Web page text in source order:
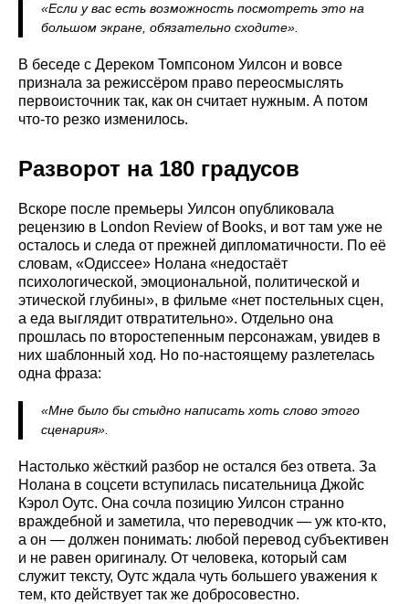
«Если у вас есть возможность посмотреть это на
большом экране, обязательно сходите».
В беседе с Дереком Томпсоном Уилсон и вовсе
признала за режиссёром право переосмыслять
первоисточник так, как он считает нужным. А потом
что-то резко изменилось.
Разворот на 180 градусов
Вскоре после премьеры Уилсон опубликовала
рецензию в London Review of Books, и вот там уже не
осталось и следа от прежней дипломатичности. По её
словам, «Одиссее» Нолана «недостаёт
психологической, эмоциональной, политической и
этической глубины», в фильме «нет постельных сцен,
а еда выглядит отвратительно». Отдельно она
прошлась по второстепенным персонажам, увидев в
них шаблонный ход. Но по-настоящему разлетелась
одна фраза:
«Мне было бы стыдно написать хоть слово этого
сценария».
Настолько жёсткий разбор не остался без ответа. За
Нолана в соцсети вступилась писательница Джойс
Кэрол Оутс. Она сочла позицию Уилсон странно
враждебной и заметила, что переводчик — уж кто-кто,
а он — должен понимать: любой перевод субъективен
и не равен оригиналу. От человека, который сам
служит тексту, Оутс ждала чуть большего уважения к
тем, кто действует так же добросовестно.